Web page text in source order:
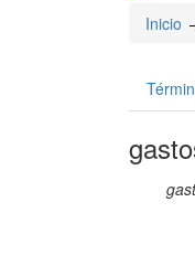
Inicio